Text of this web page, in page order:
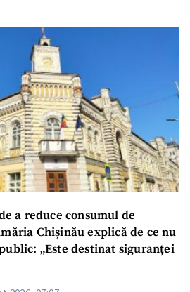
SUSȚINE
a reduce consumul de
Chișinău explică de ce nu
„Este destinat siguranței